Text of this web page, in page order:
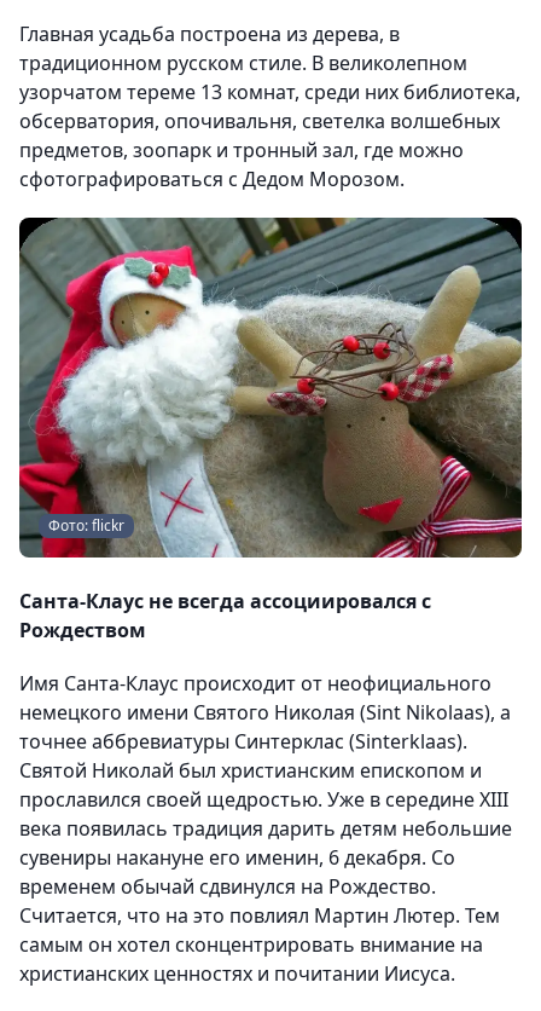
Главная усадьба построена из дерева, в
традиционном русском стиле. В великолепном
узорчатом тереме 13 комнат, среди них библиотека,
обсерватория, опочивальня, светелка волшебных
предметов, зоопарк и тронный зал, где можно
сфотографироваться с Дедом Морозом.
Фото: flickr
Санта-Клаус не всегда ассоциировался с
Рождеством
Имя Санта-Клаус происходит от неофициального
немецкого имени Святого Николая (Sint Nikolaas), а
точнее аббревиатуры Синтерклас (Sinterklaas).
Святой Николай был христианским епископом и
прославился своей щедростью. Уже в середине XIII
века появилась традиция дарить детям небольшие
сувениры накануне его именин, 6 декабря. Со
временем обычай сдвинулся на Рождество.
Считается, что на это повлиял Мартин Лютер. Тем
самым он хотел сконцентрировать внимание на
христианских ценностях и почитании Иисуса.